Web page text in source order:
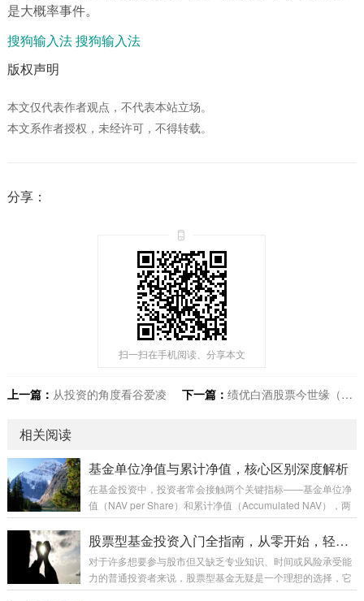
是大概率事件。
搜狗输入法搜狗输入法
版权声明
本文仅代表作者观点，不代表本站立场。
本文系作者授权，未经许可，不得转载。
分享：
扫一扫在手机阅读、分享本文
上一篇： 从投资的角度看谷爱凌 下一篇： 绩优白酒股票今世缘（603369）可以长期持有吗
相关阅读
基金单位净值与累计净值，核心区别深度解析
在基金投资中，投资者常会接触两个关键指标——基金单位净
值（NAV per Share）和累计净值（Accumulated NAV），两
者均以“元”为单位，反映了基金的价值水平，但内涵与用途却
截然不同，理解它们的本质区别，是把握基金业绩、评估投资
四个维度，揭开两者的“神秘面纱”。 先看“单位净值”：基金
的“实时股价” 基金单位净值，是指某一时点上，基金每一份基
股票型基金投资入门全指南，从零开始，轻松开启财富增长之旅
对于许多想要参与股市但又缺乏专业知识、时间或风险承受能
力的普通投资者来说，股票型基金无疑是一个理想的选择，它
让投资者能够通过专业基金管理人的运作，间接持有一篮子股